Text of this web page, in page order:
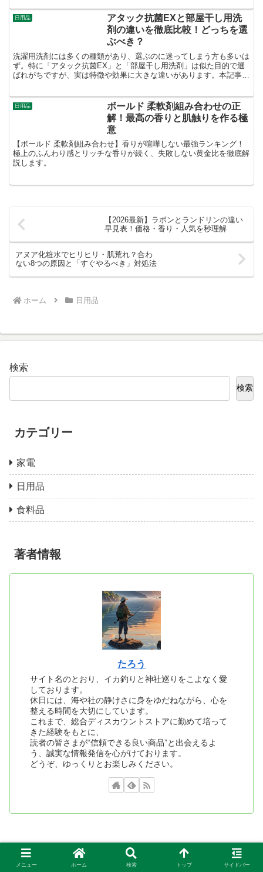
日用品
アタック抗菌EXと部屋干し用洗
剤の違いを徹底比較！どっちを選
ぶべき？
洗濯用洗剤には多くの種類があり、選ぶのに迷ってしまう方も多いは
ず。特に「アタック抗菌EX」と「部屋干し用洗剤」は似た目的で選
ばれがちですが、実は特徴や効果に大きな違いがあります。本記事で
日用品
ボールド 柔軟剤組み合わせの正
解！最高の香りと肌触りを作る極
意
【ボールド 柔軟剤組み合わせ】香りが喧嘩しない最強ランキング！
極上のふんわり感とリッチな香りが続く、失敗しない黄金比を徹底解
説します。
【2026最新】ラボンとランドリンの違い
早見表！価格・香り・人気を秒理解
アヌア化粧水でヒリヒリ・肌荒れ？合わ
ない8つの原因と「すぐやるべき」対処法
ホーム 日用品
検索
検索
カテゴリー
家電
日用品
食料品
著者情報
たろう
サイト名のとおり、イカ釣りと神社巡りをこよなく愛
しております。
休日には、海や社の静けさに身をゆだねながら、心を
整える時間を大切にしています。
これまで、総合ディスカウントストアに勤めて培って
きた経験をもとに、
読者の皆さまが“信頼できる良い商品”と出会えるよ
う、誠実な情報発信を心がけております。
どうぞ、ゆっくりとお楽しみください。
メニュー ホーム 検索 トップ サイドバー